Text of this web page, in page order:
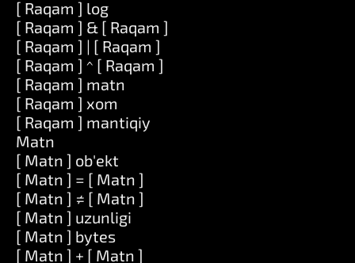
[ Raqam ] log
[ Raqam ] & [ Raqam ]
[ Raqam ] | [ Raqam ]
[ Raqam ] ^ [ Raqam ]
[ Raqam ] matn
[ Raqam ] xom
[ Raqam ] mantiqiy
Matn
[ Matn ] ob'ekt
[ Matn ] = [ Matn ]
[ Matn ] ≠ [ Matn ]
[ Matn ] uzunligi
[ Matn ] bytes
[ Matn ] + [ Matn ]